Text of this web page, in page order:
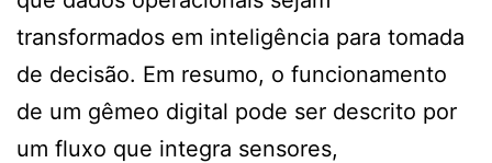
transformados em inteligência para tomada
de decisão. Em resumo, o funcionamento
de um gêmeo digital pode ser descrito por
um fluxo que integra sensores,